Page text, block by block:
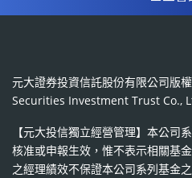
元大證券投資信託股份有限公司版
Securities Investment Trust Co.,
【元大投信獨立經營管理】本公司
核准或申報生效，惟不表示相關基
之經理績效不保證本公司系列基金